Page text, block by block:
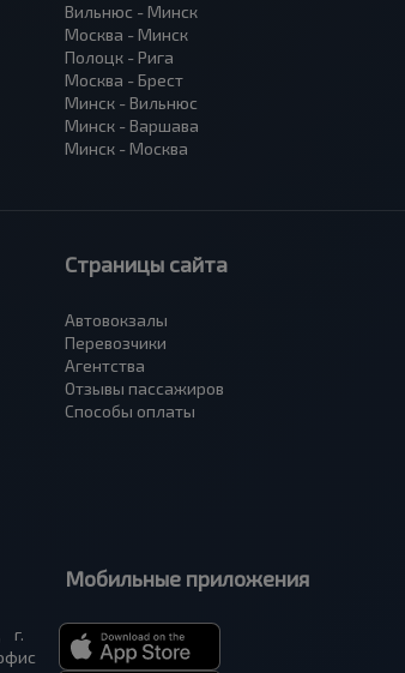
Вильнюс - Минск
Москва - Минск
Полоцк - Рига
Москва - Брест
Минск - Вильнюс
Минск - Варшава
Минск - Москва
Страницы сайта
Автовокзалы
Перевозчики
Агентства
Отзывы пассажиров
Способы оплаты
г.
Мобильные приложения